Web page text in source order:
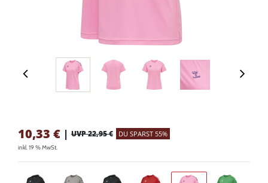
10,33 € | UVP 22,95 € DU SPARST 55%
inkl. 19 % MwSt.